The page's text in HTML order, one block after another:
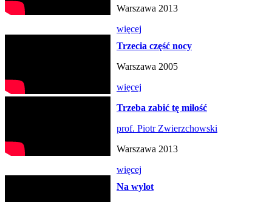
Warszawa 2013
więcej
Trzecia część nocy
Warszawa 2005
więcej
Trzeba zabić tę miłość
prof. Piotr Zwierzchowski
Warszawa 2013
więcej
Na wylot